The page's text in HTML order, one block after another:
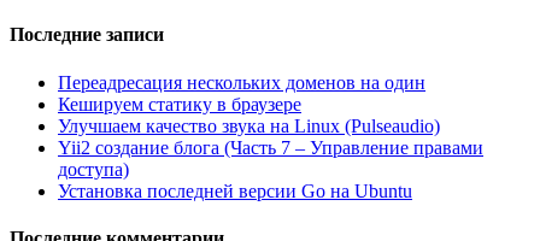
Последние записи
Переадресация нескольких доменов на один
Кешируем статику в браузере
Улучшаем качество звука на Linux (Pulseaudio)
Yii2 создание блога (Часть 7 – Управление правами
доступа)
Установка последней версии Go на Ubuntu